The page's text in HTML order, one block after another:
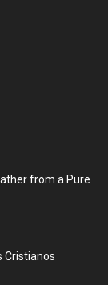
from a Pure
Cristianos